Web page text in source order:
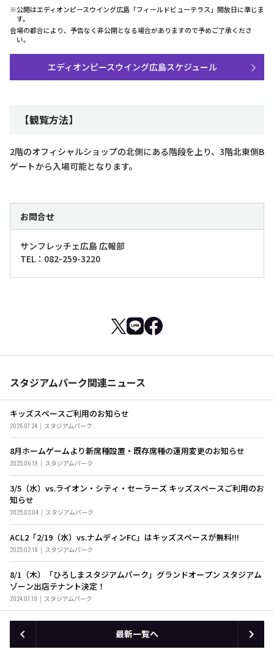
※公開はエディオンピースウイング広島「フィールドビューテラス」開放日に準じま
す。
会場の都合により、予告なく非公開となる場合がありますので予めご了承くださ
い。
エディオンピースウイング広島スケジュール
【観覧方法】
2階のオフィシャルショップの北側にある階段を上り、3階北東側B
ゲートから入場可能となります。
お問合せ
サンフレッチェ広島 広報部
TEL：082-259-3220
スタジアムパーク関連ニュース
キッズスペースご利用のお知らせ
2026.07.24 スタジアムパーク
8月ホームゲームより新席種設置・既存席種の運用変更のお知らせ
2025.06.19 スタジアムパーク
3/5（水）vs.ライオン・シティ・セーラーズ キッズスペースご利用のお
知らせ
2025.03.04 スタジアムパーク
ACL2「2/19（水）vs.ナムディンFC」はキッズスペースが無料!!!
2025.02.18 スタジアムパーク
8/1（木）「ひろしまスタジアムパーク」グランドオープン スタジアム
ゾーン出店テナント決定！
2024.07.19 スタジアムパーク
最新一覧へ